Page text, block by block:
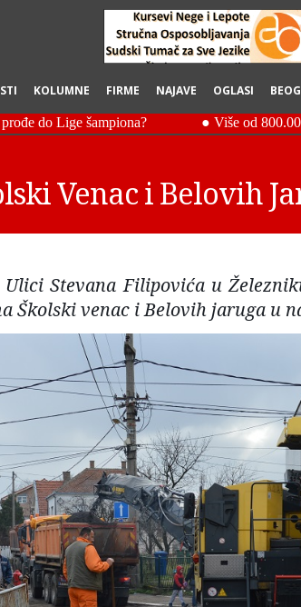
KOLUMNE FIRME NAJAVE OGLASI
Venac i Belovih
Stevana Filipovića u
Školski venac i Belovih jaruga u